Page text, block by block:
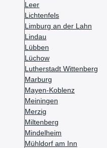
Leer
Lichtenfels
Limburg an der Lahn
Lindau
Lübben
Lüchow
Lutherstadt Wittenberg
Marburg
Mayen-Koblenz
Meiningen
Merzig
Miltenberg
Mindelheim
Mühldorf am Inn